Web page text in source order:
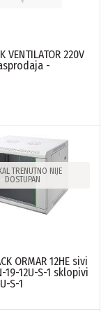
VENTILATOR 220V
-
TRENUTNO NIJE
DOSTUPAN
ORMAR 12HE sivi
19-12U-S-1 sklopivi
S-1